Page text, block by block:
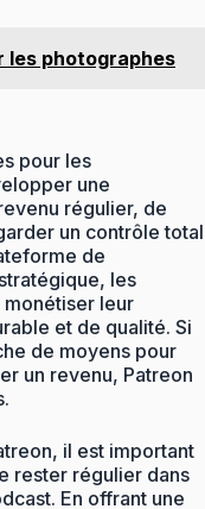
les photographes
pour les
une
régulier, de
un contrôle total
de
les
leur
et de qualité. Si
de moyens pour
un revenu, Patreon
il est important
rester régulier dans
En offrant une